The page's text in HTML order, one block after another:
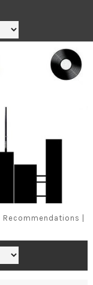
Recommendations |